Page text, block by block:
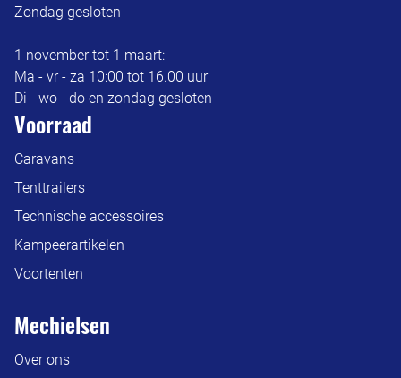
Zondag gesloten
1 november tot 1 maart:
Ma - vr - za 10:00 tot 16.00 uur
Di - wo - do en zondag gesloten
Voorraad
Caravans
Tenttrailers
Technische accessoires
Kampeerartikelen
Voortenten
Mechielsen
Over ons